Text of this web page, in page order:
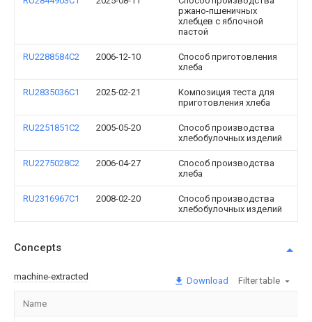
ржано-пшеничных
хлебцев с яблочной
пастой
RU2288584C2 2006-12-10
Способ приготовления
хлеба
RU2835036C1 2025-02-21
Композиция теста для
приготовления хлеба
RU2251851C2 2005-05-20
Способ производства
хлебобулочных изделий
RU2275028C2 2006-04-27
Способ производства
хлеба
RU2316967C1 2008-02-20
Способ производства
хлебобулочных изделий
Concepts
machine-extracted Download Filter table
Name